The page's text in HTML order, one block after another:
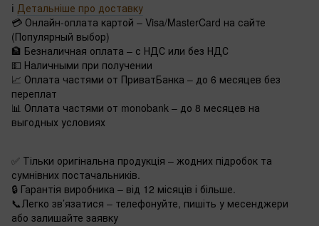
ℹ️ Детальніше про доставку
💳 Онлайн-оплата картой – Visa/MasterCard на сайте
(Популярный выбор)
🏦 Безналичная оплата – с НДС или без НДС
💵 Наличными при получении
📈 Оплата частями от ПриватБанка – до 6 месяцев без
переплат
📊 Оплата частями от monobank – до 8 месяцев на
выгодных условиях
✅ Тільки оригінальна продукція – жодних підробок та
сумнівних постачальників.
🔒 Гарантія виробника – від 12 місяців і більше.
📞Легко зв’язатися – телефонуйте, пишіть у месенджери
або залишайте заявку